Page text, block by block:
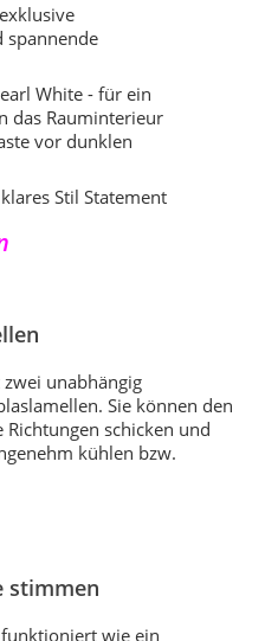
spannende
White - für ein
das Rauminterieur
vor dunklen
Stil Statement
unabhängig
Sie können den
schicken und
kühlen bzw.
stimmen
wie ein